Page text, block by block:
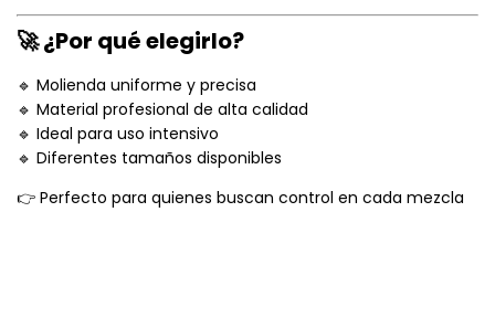
🚀 ¿Por qué elegirlo?
🔹 Molienda uniforme y precisa
🔹 Material profesional de alta calidad
🔹 Ideal para uso intensivo
🔹 Diferentes tamaños disponibles
👉 Perfecto para quienes buscan control en cada mezcla